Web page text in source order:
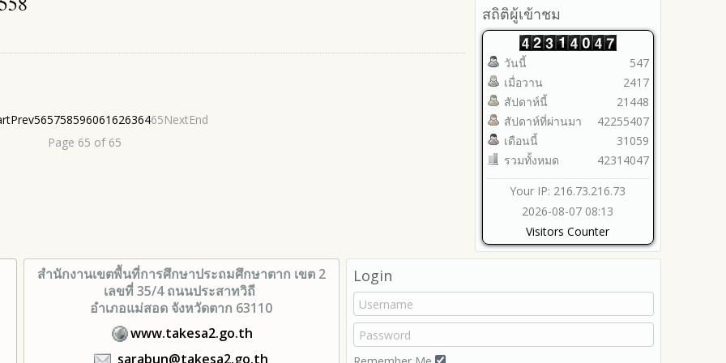
Prev56575859606162636465NextEnd
Page 65 of 65
ทางออนไลน์ (E-Service)
My Office
My School
SL-WEB
BRSS
ACC Tak2
ข้อมูลสถิติการให้บริการ
2565
2564
2563
รายงานการกำกับติดตาม
มาตรการส่งเสริมคุณธรรมและ
ความโปร่งใสภายใน สพท.
การนำผลการประเมิน ITA ไปสู่
การพัฒนาองค์กร
รายงานผลการดำเนินการเพื่อ
โปร่งใสภายใน สพท. ประจำ
ปีงบประมาณ
สถิติผู้เข้าชม
วันนี้
เมื่อวาน
สัปดาห์นี้
สัปดาห์ที่ผ่านมา
เดือนนี้
รวมทั้งหมด
547
2417
21448
42255407
31059
42314047
Your IP: 216.73.216.73
2026-08-07 08:13
Visitors Counter
สำนักงานเขตพื้นที่การศึกษาประถมศึกษาตาก เขต 2
เลขที่ 35/4 ถนนประสาทวิถี
อำเภอแม่สอด จังหวัดตาก 63110
www.takesa2.go.th
sarabun@takesa2.go.th
Login